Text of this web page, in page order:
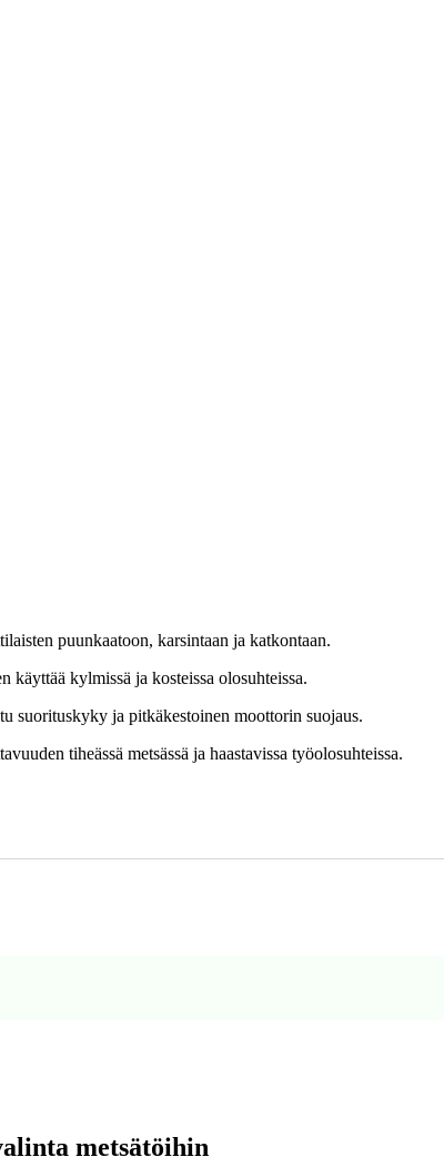
puunkaatoon, karsintaan ja katkontaan.
käyttää kylmissä ja kosteissa olosuhteissa.
suorituskyky ja pitkäkestoinen moottorin suojaus.
tiheässä metsässä ja haastavissa työolosuhteissa.
metsätöihin